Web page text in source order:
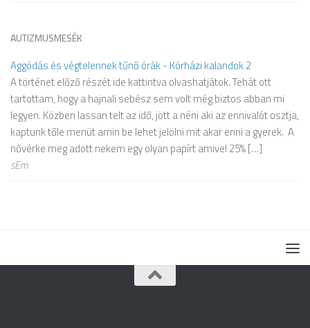
AUTIZMUSMESÉK
Aggódás és végtelennek tűnő órák - Kórházi kalandok 2
A történet előző részét ide kattintva olvashatjátok. Tehát ott
tartottam, hogy a hajnali sebész sem volt még biztos abban mi
legyen. Közben lassan telt az idő, jött a néni aki az ennivalót osztja,
kaptunk tőle menüt amin be lehet jelölni mit akar enni a gyerek. A
nővérke meg adott nekem egy olyan papírt amivel 25% […]
sEm